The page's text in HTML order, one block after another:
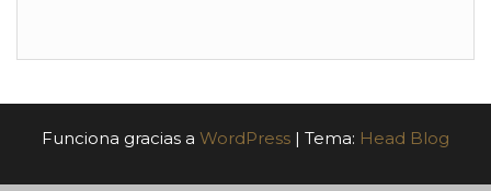
Funciona gracias a WordPress | Tema: Head Blog